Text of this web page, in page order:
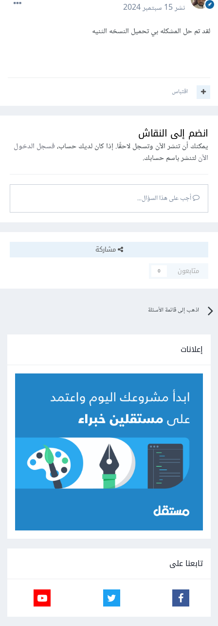
نشر15 سبتمبر 2024
لقد تم حل المشكله بي تحميل النسخه الثنيه
اقتباس
انضم إلى النقاش
يمكنك أن تنشر الآن وتسجل لاحقًا. إذا كان لديك حساب،فسجل الدخول
الآنلتنشر باسم حسابك.
أجب على هذا السؤال...
مشاركة
متابعون
0
اذهب إلى قائمة الأسئلة
إعلانات
تابعنا على